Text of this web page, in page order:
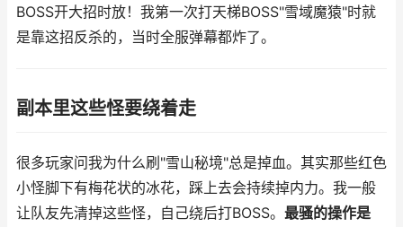
BOSS开大招时放！我第一次打天梯BOSS"雪域魔猿"时就
是靠这招反杀的，当时全服弹幕都炸了。
副本里这些怪要绕着走
很多玩家问我为什么刷"雪山秘境"总是掉血。其实那些红色
小怪脚下有梅花状的冰花，踩上去会持续掉内力。我一般
让队友先清掉这些怪，自己绕后打BOSS。 最骚的操作是